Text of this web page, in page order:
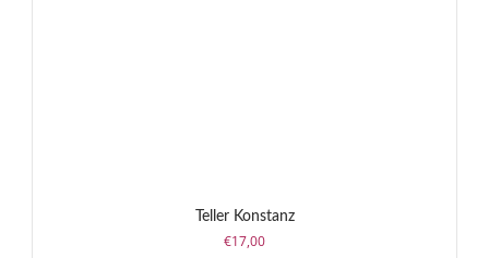
Teller Konstanz
€17,00